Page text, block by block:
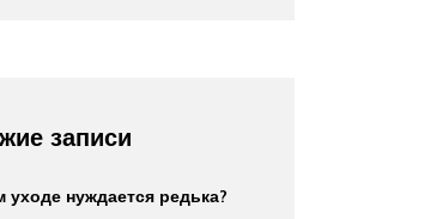
записи
уходе нуждается редька?